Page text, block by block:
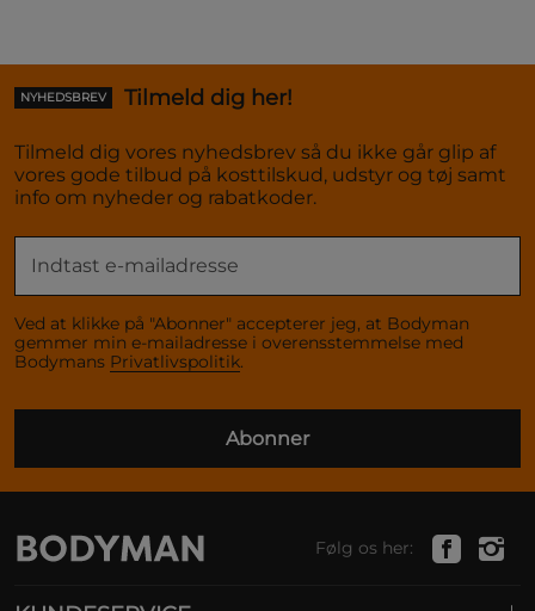
NYHEDSBREV Tilmeld dig her!
Tilmeld dig vores nyhedsbrev så du ikke går glip af
vores gode tilbud på kosttilskud, udstyr og tøj samt
info om nyheder og rabatkoder.
Ved at klikke på "Abonner" accepterer jeg, at Bodyman
gemmer min e-mailadresse i overensstemmelse med
Bodymans Privatlivspolitik.
Abonner
Følg os her: